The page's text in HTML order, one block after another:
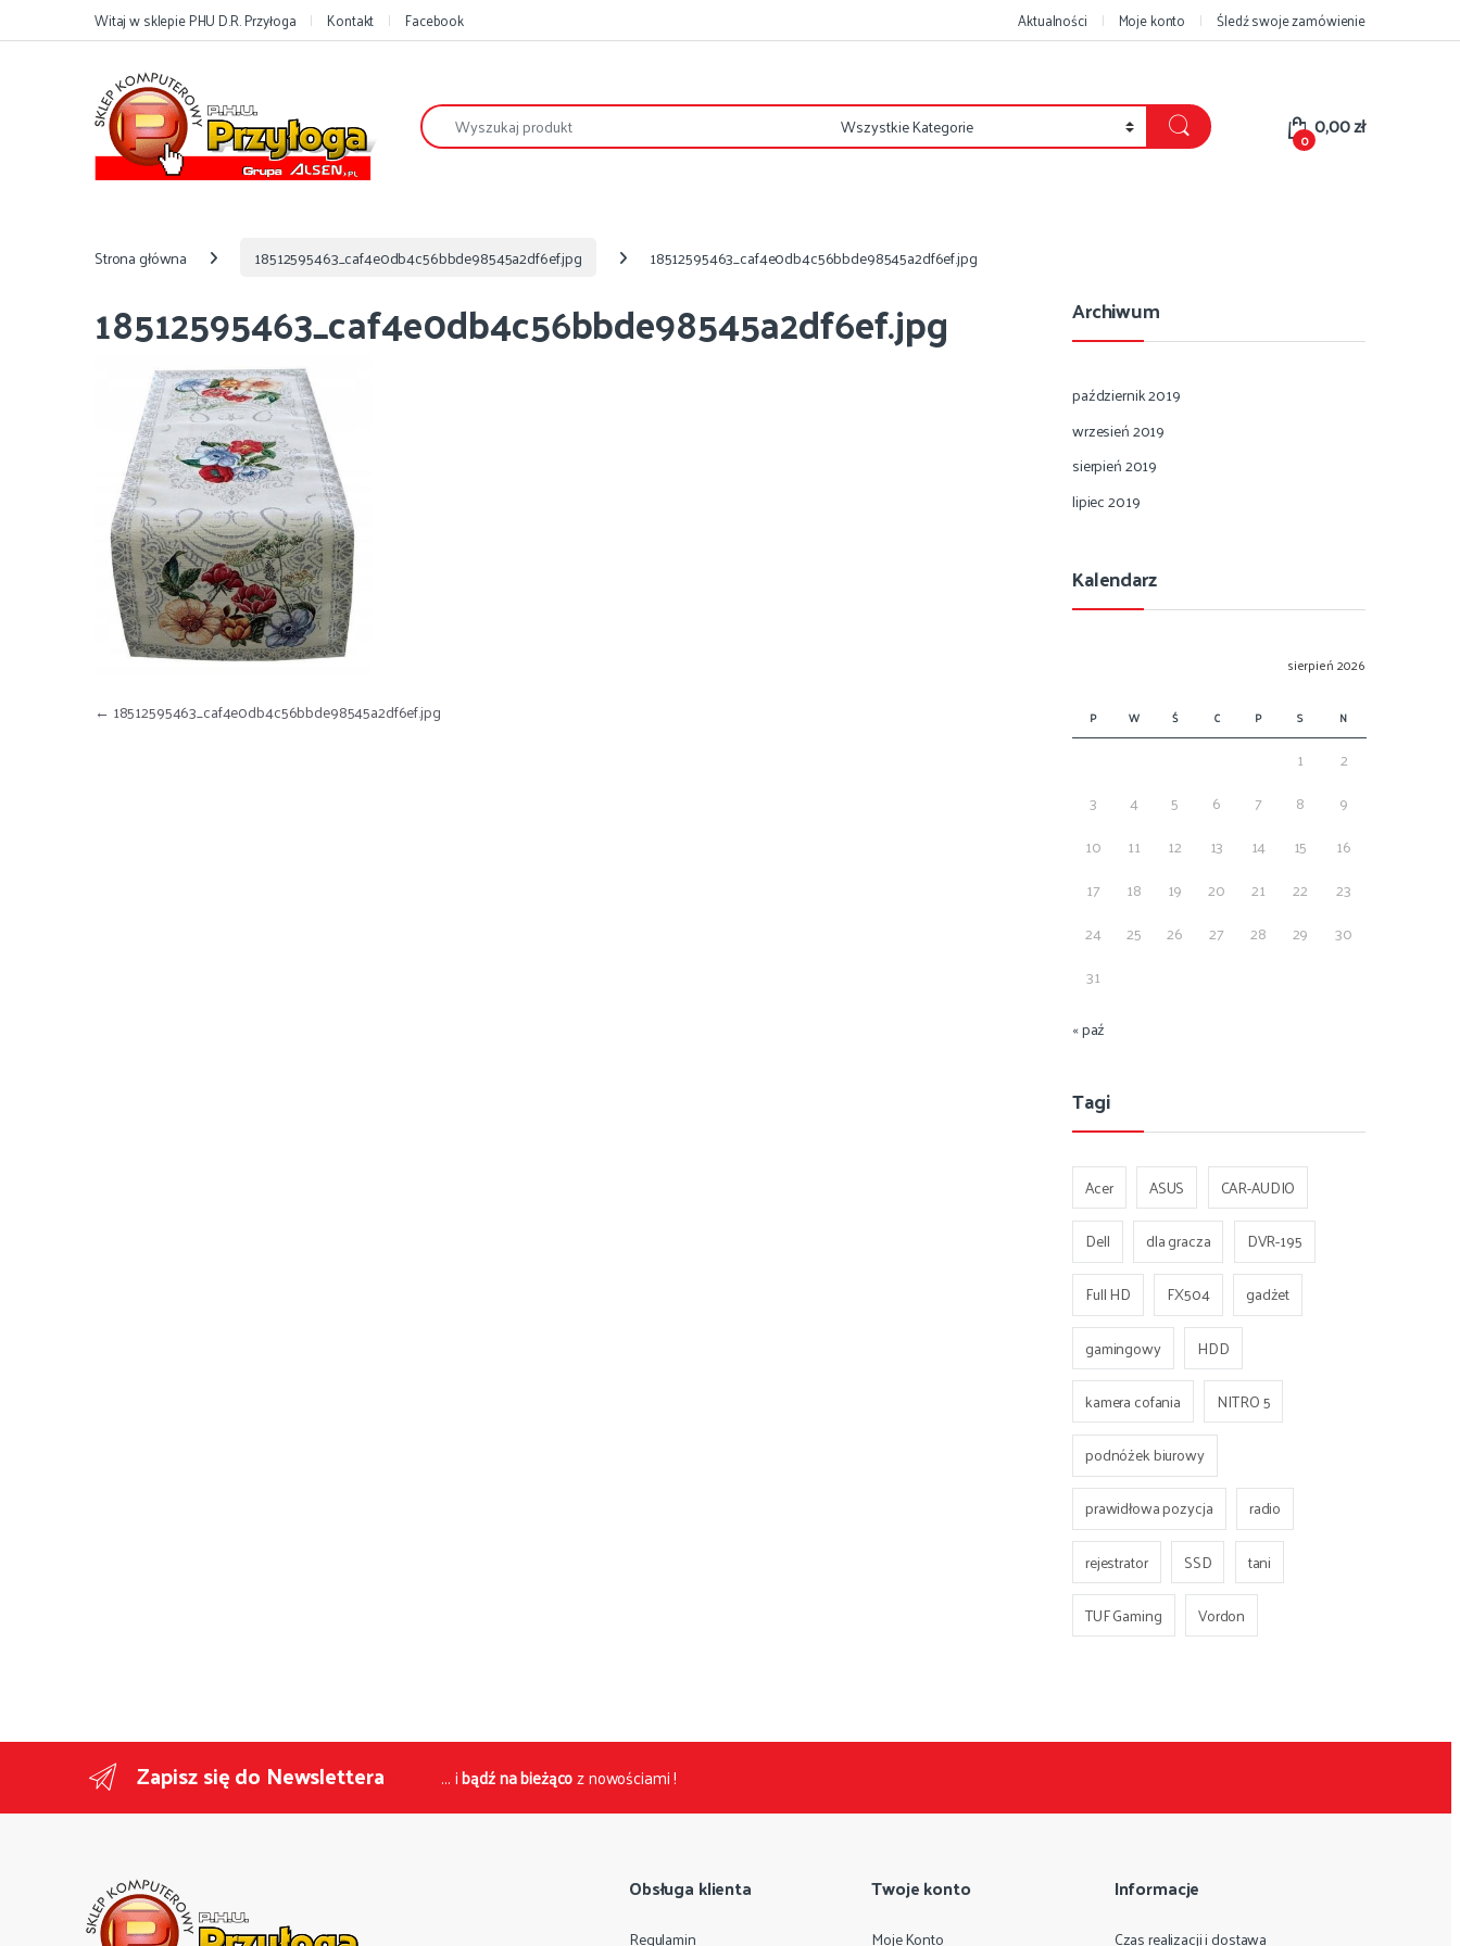
Przejdź do nawigacji
Przejdź do treściWitaj w sklepie PHU D.R. Przyłoga Kontakt Facebook Aktualności Moje konto Śledź swoje zamówienie
Szukaj:
0 0,00zł
Strona główna 18512595463_caf4e0db4c56bbde98545a2df6ef.jpg 18512595463_caf4e0db4c56bbde98545a2df6ef.jpg
18512595463_caf4e0db4c56bbde98545a2df6ef.jpg
Nawigacja wpisu
← 18512595463_caf4e0db4c56bbde98545a2df6ef.jpg
Archiwum
październik 2019
wrzesień 2019
sierpień 2019
lipiec 2019
Kalendarz
sierpień 2026
P W Ś C P S N
1
2
3
4 5 6 7 8
9
10
11 12 13 14 15
16
17
18 19 20 21 22
23
24
25 26 27 28 29
30
31
« paź
Tagi
Acer ASUS
CAR-AUDIO
Dell
dla gracza
DVR-195
Full HD
FX504
gadżet
gamingowy
HDD
kamera cofania
NITRO 5
podnóżek biurowy
prawidłowa pozycja
radio
rejestrator
SSD
tani
TUF Gaming
Vordon
Zapisz się do Newslettera ... ibądź na bieżącoz nowościami !
Obsługa klienta
Regulamin
Twoje konto
Moje Konto
Informacje
Czas realizacji i dostawa